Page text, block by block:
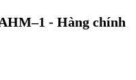
- Hàng chính